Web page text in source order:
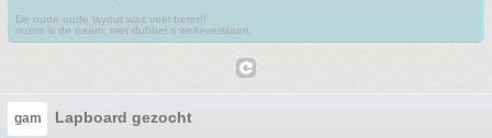
De oude oude layout was veel beter!!
vosss is de naam, met dubbel s welteverstaan.
gam Lapboard gezocht